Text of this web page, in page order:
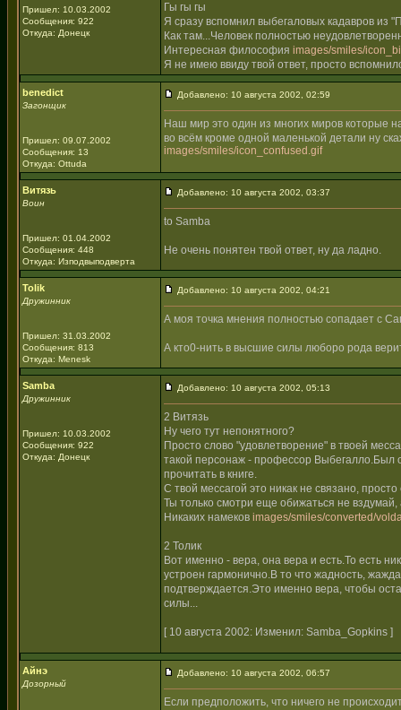
Пришел: 10.03.2002
Сообщения: 922
Откуда: Донецк
Гы гы гы
Я сразу вспомнил выбегаловых кадавров из
Как там...Человек полностью
Интересная философия images/smiles/
Я не имею ввиду твой ответ, просто
benedict
Загонщик
Пришел: 09.07.2002
Сообщения: 13
Откуда: Ottuda
Добавлено: 10 августа 2002, 02:59
Наш мир это один из многих миров которые
во всём кроме одной маленькой детали ну
images/smiles/icon_confused.gif
Витязь
Воин
Пришел: 01.04.2002
Сообщения: 448
Откуда: Изподвыподверта
Добавлено: 10 августа 2002, 03:37
to Samba
Не очень понятен твой ответ, ну да ладно.
Tolik
Дружинник
Пришел: 31.03.2002
Сообщения: 813
Откуда: Menesk
Добавлено: 10 августа 2002, 04:21
А моя точка мнения полностью сопадает с
А кто0-нить в высшие силы люборо рода
Samba
Дружинник
Пришел: 10.03.2002
Сообщения: 922
Откуда: Донецк
Добавлено: 10 августа 2002, 05:13
2 Витязь
Ну чего тут непонятного?
Просто слово "удовлетворение" в твоей
такой персонаж - профессор Выбегалло.Был
прочитать в книге.
С твой мессагой это никак не связано,
Ты только смотри еще обижаться не
Никаких намеков images/smiles/converted/
2 Толик
Вот именно - вера, она вера и есть.То есть
устроен гармонично.В то что жадность,
подтверждается.Это именно вера, чтобы
силы...
[ 10 августа 2002: Изменил: Samba_Gopkins ]
Айнэ
Дозорный
Добавлено: 10 августа 2002, 06:57
Если предположить, что ничего не